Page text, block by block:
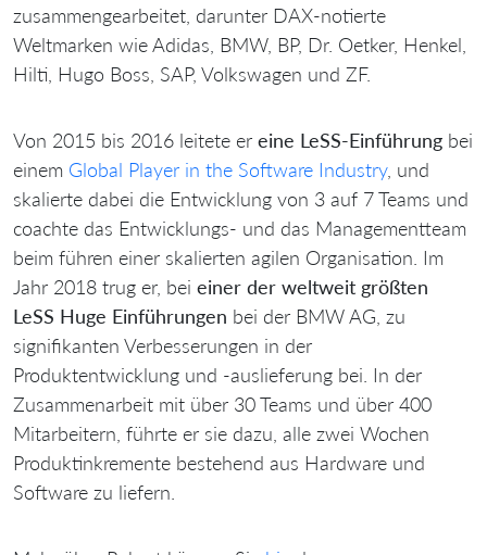
zusammengearbeitet, darunter DAX-notierte
Weltmarken wie Adidas, BMW, BP, Dr. Oetker, Henkel,
Hilti, Hugo Boss, SAP, Volkswagen und ZF.
Von 2015 bis 2016 leitete er eine LeSS-Einführung bei
einem Global Player in the Software Industry, und
skalierte dabei die Entwicklung von 3 auf 7 Teams und
coachte das Entwicklungs- und das Managementteam
beim führen einer skalierten agilen Organisation. Im
Jahr 2018 trug er, bei einer der weltweit größten
LeSS Huge Einführungen bei der BMW AG, zu
signifikanten Verbesserungen in der
Produktentwicklung und -auslieferung bei. In der
Zusammenarbeit mit über 30 Teams und über 400
Mitarbeitern, führte er sie dazu, alle zwei Wochen
Produktinkremente bestehend aus Hardware und
Software zu liefern.